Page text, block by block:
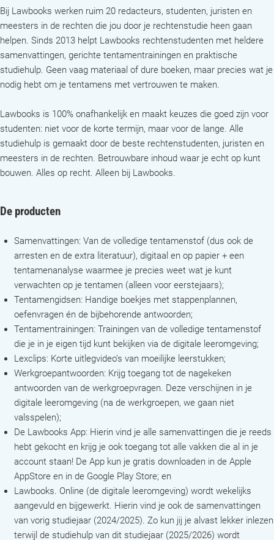
Bij Lawbooks werken ruim 20 redacteurs, studenten, juristen en
meesters in de rechten die jou door je rechtenstudie heen gaan
helpen. Sinds 2013 helpt Lawbooks rechtenstudenten met heldere
samenvattingen, gerichte tentamentrainingen en praktische
studiehulp. Geen vaag materiaal of dure boeken, maar precies wat je
nodig hebt om je tentamens met vertrouwen te maken.
Lawbooks is 100% onafhankelijk en maakt keuzes die goed zijn voor
studenten: niet voor de korte termijn, maar voor de lange. Alle
studiehulp is gemaakt door de beste rechtenstudenten, juristen en
meesters in de rechten. Betrouwbare inhoud waar je echt op kunt
bouwen. Alles op recht. Alleen bij Lawbooks.
De producten
Samenvattingen: Van de volledige tentamenstof (dus ook de
arresten en de extra literatuur), digitaal en op papier + een
tentamenanalyse waarmee je precies weet wat je kunt
verwachten op je tentamen (alleen voor eerstejaars);
Tentamengidsen: Handige boekjes met stappenplannen,
oefenvragen én de bijbehorende antwoorden;
Tentamentrainingen: Trainingen van de volledige tentamenstof
die je in je eigen tijd kunt bekijken via de digitale leeromgeving;
Lexclips: Korte uitlegvideo’s van moeilijke leerstukken;
Werkgroepantwoorden: Krijg toegang tot de nagekeken
antwoorden van de werkgroepvragen. Deze verschijnen in je
digitale leeromgeving (na de werkgroepen, we gaan niet
valsspelen);
De Lawbooks App: Hierin vind je alle samenvattingen die je reeds
hebt gekocht en krijg je ook toegang tot alle vakken die al in je
account staan! De App kun je gratis downloaden in de Apple
AppStore en in de Google Play Store; en
Lawbooks. Online (de digitale leeromgeving) wordt wekelijks
aangevuld en bijgewerkt. Hierin vind je ook de samenvattingen
van vorig studiejaar (2024/2025). Zo kun jij je alvast lekker inlezen
terwijl de studiehulp van dit studiejaar (2025/2026) wordt